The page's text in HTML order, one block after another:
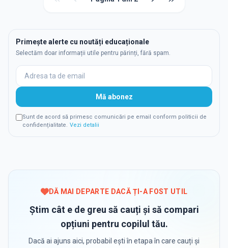
Primește alerte cu noutăți educaționale
Selectăm doar informații utile pentru părinți, fără spam.
Mă abonez
Sunt de acord să primesc comunicări pe email conform politicii de
confidențialitate. Vezi detalii
DĂ MAI DEPARTE DACĂ ȚI-A FOST UTIL
Știm cât e de greu să cauți și să compari
opțiuni pentru copilul tău.
Dacă ai ajuns aici, probabil ești în etapa în care cauți și